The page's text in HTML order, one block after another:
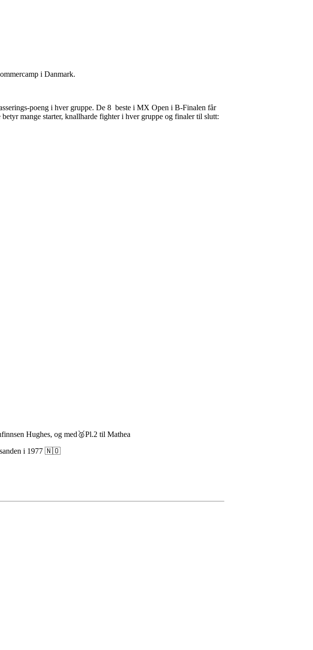
i Danmark.
poeng i hver gruppe. De 8 beste i MX Open i B-Finalen får
mange starter, knallharde fighter i hver gruppe og finaler til slutt:
Hughes, og med🥈Pl.2 til Mathea
i 1977 🇳🇴